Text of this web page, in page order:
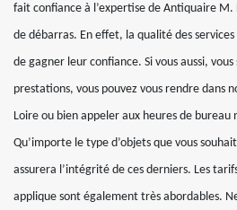
fait confiance à l’expertise de Antiquaire
de débarras. En effet, la qualité des
de gagner leur confiance. Si vous aussi,
prestations, vous pouvez vous rendre dans
Loire ou bien appeler aux heures de bureau
Qu’importe le type d’objets que vous
assurera l’intégrité de ces derniers. Les
applique sont également très abordables.